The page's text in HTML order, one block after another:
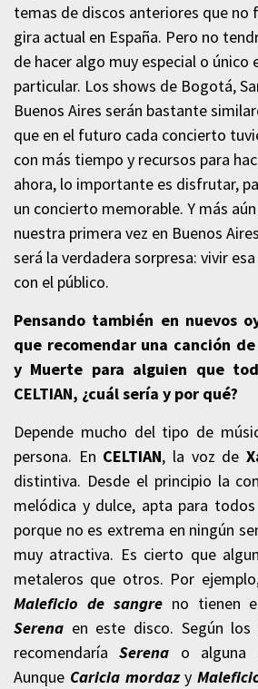
temas de discos anteriores que no
gira actual en España. Pero no
de hacer algo muy especial o único
particular. Los shows de Bogotá,
Buenos Aires serán bastante
que en el futuro cada concierto
con más tiempo y recursos para
ahora, lo importante es disfrutar,
un concierto memorable. Y más
nuestra primera vez en Buenos
será la verdadera sorpresa: vivir
con el público.
Pensando también en nuevos
que recomendar una canción de
y Muerte para alguien que
CELTIAN, ¿cuál sería y por qué?
Depende mucho del tipo de
persona. En CELTIAN, la voz de
distintiva. Desde el principio la
melódica y dulce, apta para
porque no es extrema en ningún
muy atractiva. Es cierto que
metaleros que otros. Por
Maleficio de sangreno tienen
Serena en este disco. Según
recomendaríaSerena o alguna
Aunque Caricia mordazy